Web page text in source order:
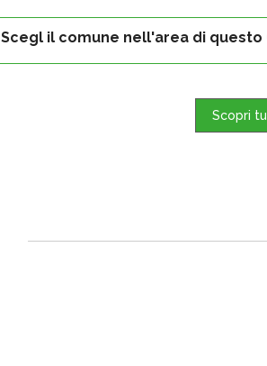
Scegl il comune nell'area di questo
Scopri